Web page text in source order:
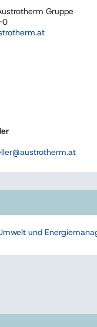
Gruppe
0
und